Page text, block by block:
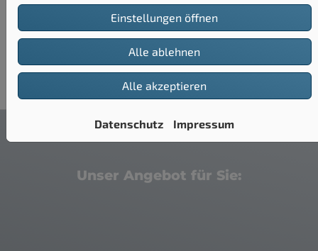
Heizungsanlagen eine bessere Energieeffizienz haben
als alte Systeme, ist eine Förderung oft möglich –
übrigens auch für eine Energieberatung!
Unser Angebot für Sie:
Einstellungen öffnen
Alle ablehnen
Alle akzeptieren
Datenschutz Impressum